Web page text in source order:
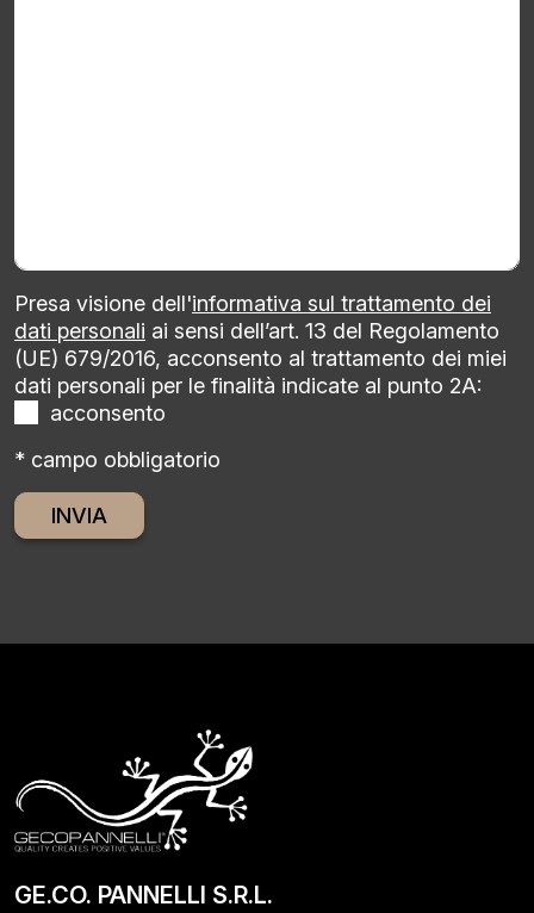
Presa visione dell'informativa sul trattamento dei
dati personali ai sensi dell’art. 13 del Regolamento
(UE) 679/2016, acconsento al trattamento dei miei
dati personali per le finalità indicate al punto 2A:
acconsento
* campo obbligatorio
GE.CO. PANNELLI S.R.L.